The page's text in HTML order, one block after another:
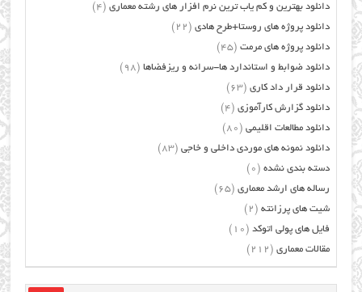
دانلود بهترین و کم یاب ترین نرم افزار های رشته معماری (4)
دانلود پروژه های روستا+طرح هادی (22)
دانلود پروژه های مرمت (45)
دانلود ضوابط و استاندارد ها-سرانه و ریزفضاها (98)
دانلود قرار داد کاری (63)
دانلود گزارش کارآموزی (4)
دانلود مطالعات اقلیمی (80)
دانلود نمونه های موردی داخلی و خاجی (83)
دسته بندی نشده (0)
رساله های ارشد معماری (65)
شیت های پرزانته (2)
فایل های پولی اتوکد (10)
مقالات معماری (212)